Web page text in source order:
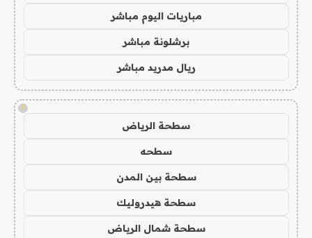
مباريات اليوم مباشر
برشلونة مباشر
ريال مدريد مباشر
!
سطحة الرياض
سطحه
سطحة بين المدن
سطحة هيدروليك
سطحة شمال الرياض